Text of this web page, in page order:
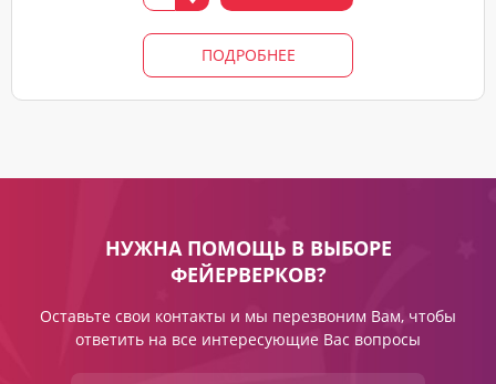
ПОДРОБНЕЕ
НУЖНА ПОМОЩЬ В ВЫБОРЕ
ФЕЙЕРВЕРКОВ?
Оставьте свои контакты и мы перезвоним Вам, чтобы
ответить на все интересующие Вас вопросы